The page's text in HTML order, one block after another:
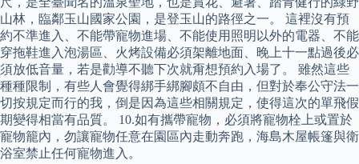
山林，臨鄰玉山國家公園，是登玉山的路徑之一。 這裡沒有預
約不準進入、不能帶寵物進場、不能使用照明以外的電器、不能
穿拖鞋進入泡湯區、火烤設備必須架離地面、晚上十一點過後必
須放低音量，若是勸導不聽下次就甭想預約入場了。 雖然這些
種種限制，有些人會覺得綁手綁腳頗不自由，但對於奉公守法一
切按規定而行的我，倒是因為這些相關規定，使得這次的單飛假
期變得相當有品質。 10.如有攜帶寵物，必須將寵物栓上或置於
寵物籠內，勿讓寵物任意在園區內走動奔跑，海島木屋帳篷與衛
浴室禁止任何寵物進入。